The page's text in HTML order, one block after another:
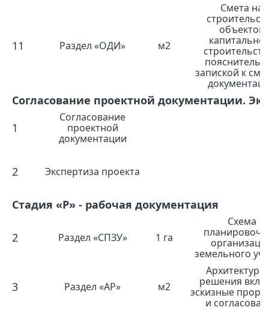
11 Раздел «ОДИ» м2
Смета на
объектов
запиской к
Согласование проектной документации.
1
Согласование
проектной
документации
2 Экспертиза проекта
Стадия «Р» - рабочая документация
2 Раздел «СПЗУ» 1 га
Схема
земельного
3 Раздел «АР» м2
решения
эскизные
и